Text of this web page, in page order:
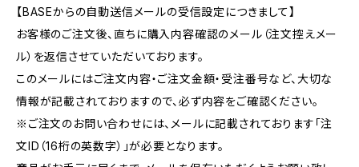
【BASEからの自動送信メールの受信設定につきまして】
お客様のご注文後、直ちに購入内容確認のメール（注文控えメー
ル）を返信させていただいております。
このメールにはご注文内容・ご注文金額・受注番号など、大切な
情報が記載されておりますので、必ず内容をご確認ください。
※ご注文のお問い合わせには、メールに記載されております「注
文ID（16桁の英数字）」が必要となります。